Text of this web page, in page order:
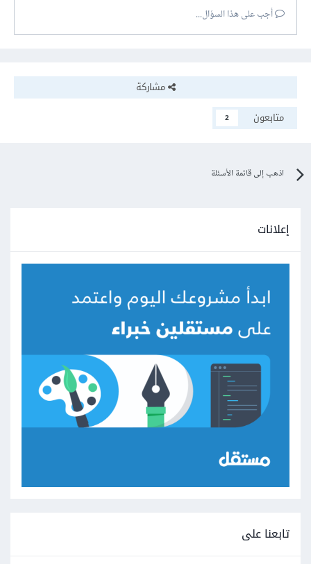
أدوات تسهل للعامة تطوير موقع خاص بهم مثل wix.com
أجب على هذا السؤال...
مشاركة
متابعون
2
اذهب إلى قائمة الأسئلة
إعلانات
تابعنا على